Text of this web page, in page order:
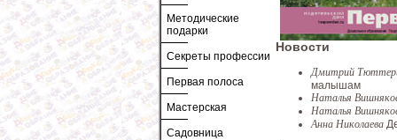
Методические
подарки
Секреты профессии
Первая полоса
Мастерская
Садовница
Новости
Дмитрий
малышам
Наталья
Наталья
Анна Николаева